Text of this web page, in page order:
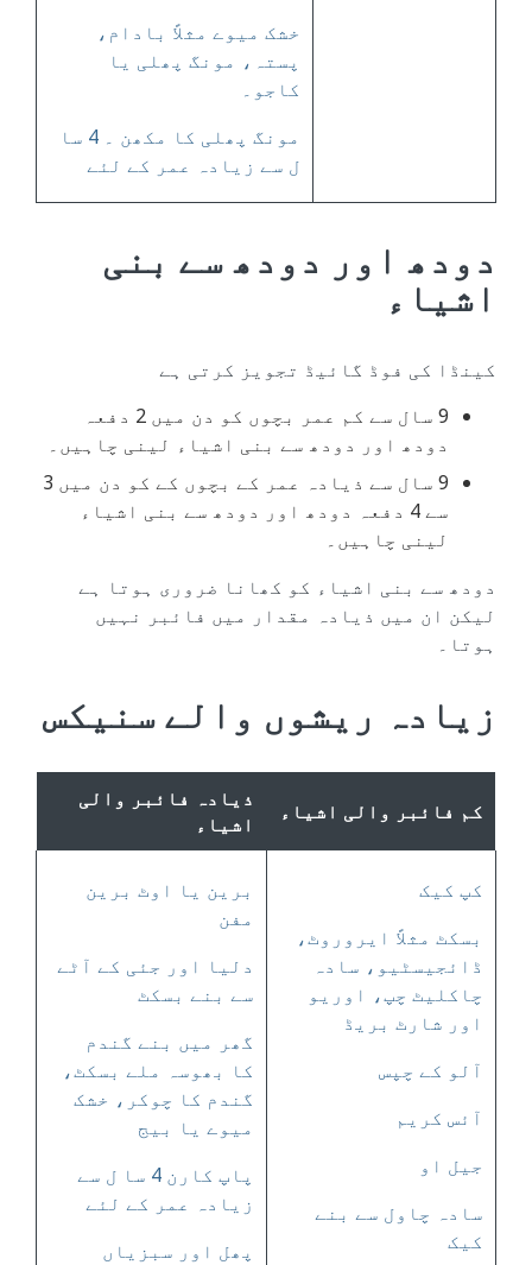
خشک میوے مثلاً بادام،
پستہ، مونگ پھلی یا
کاجو۔
مونگ پھلی کا مکھن ۔ 4 سا
ل سے زیادہ عمر کے لئے
دودھ اور دودھ سے بنی
اشیاء
کینڈا کی فوڈ گائیڈ تجویز کرتی ہے
9 سال سے کم عمر بچوں کو دن میں 2 دفعہ
دودھ اور دودھ سے بنی اشیاء لینی چاہیں۔
9 سال سے ذیادہ عمر کے بچوں کے کو دن میں 3
سے 4 دفعہ دودھ اور دودھ سے بنی اشیاء
لینی چاہیں۔
دودھ سے بنی اشیاء کو کھانا ضروری ہوتا ہے
لیکن ان میں ذیادہ مقدار میں فائبر نہیں
ہوتا۔
زیادہ ریشوں والے سنیکس
کم فائبر والی اشیاء
ذیادہ فائبر والی
اشیاء
کپ کیک
بسکٹ مثلاً ایروروٹ،
ڈائجیسٹیو، سادہ
چاکلیٹ چپ، اوریو
اور شارٹ بریڈ
آلو کے چپس
آئس کریم
جیل او
سادہ چاول سے بنے
کیک
برین یا اوٹ برین
مفن
دلیا اور جئی کے آٹے
سے بنے بسکٹ
گھر میں بنے گندم
کا بھوسہ ملے بسکٹ،
گندم کا چوکر، خشک
میوے یا بیج
پاپ کارن 4 سا ل سے
زیادہ عمر کے لئے
پھل اور سبزیاں